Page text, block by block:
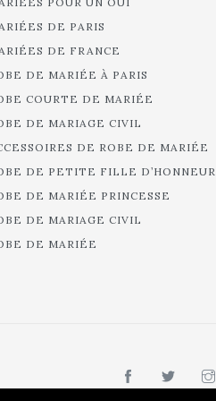
DE PARIS
DE FRANCE
DE MARIÉE À PARIS
COURTE DE MARIÉE
DE MARIAGE CIVIL
DE ROBE DE MARIÉE
DE PETITE FILLE D’HONNEUR
DE MARIÉE PRINCESSE
DE MARIAGE CIVIL
DE MARIÉE